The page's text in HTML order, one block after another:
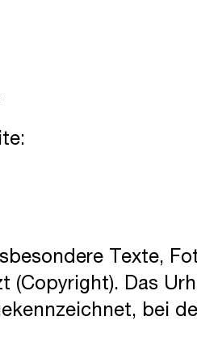
Texte,
(Copyright). Das
bei